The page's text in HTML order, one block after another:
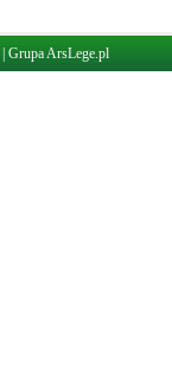
Grupa ArsLege.pl